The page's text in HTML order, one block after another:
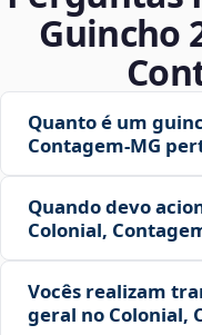
Guincho
Quanto é um
Contagem‑MG
Quando devo
Colonial,
Vocês realizam
geral no Colonial,